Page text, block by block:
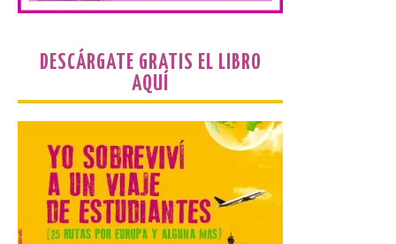
exposición de fotografía. Este viernes, 7
auditorio de Benavides de […]
Valencia de Don Juan en
una nueva edición de
Castle Food 2026
7 Ago 2026
DESCÁRGATE GRATIS EL LIBRO
AQUÍ